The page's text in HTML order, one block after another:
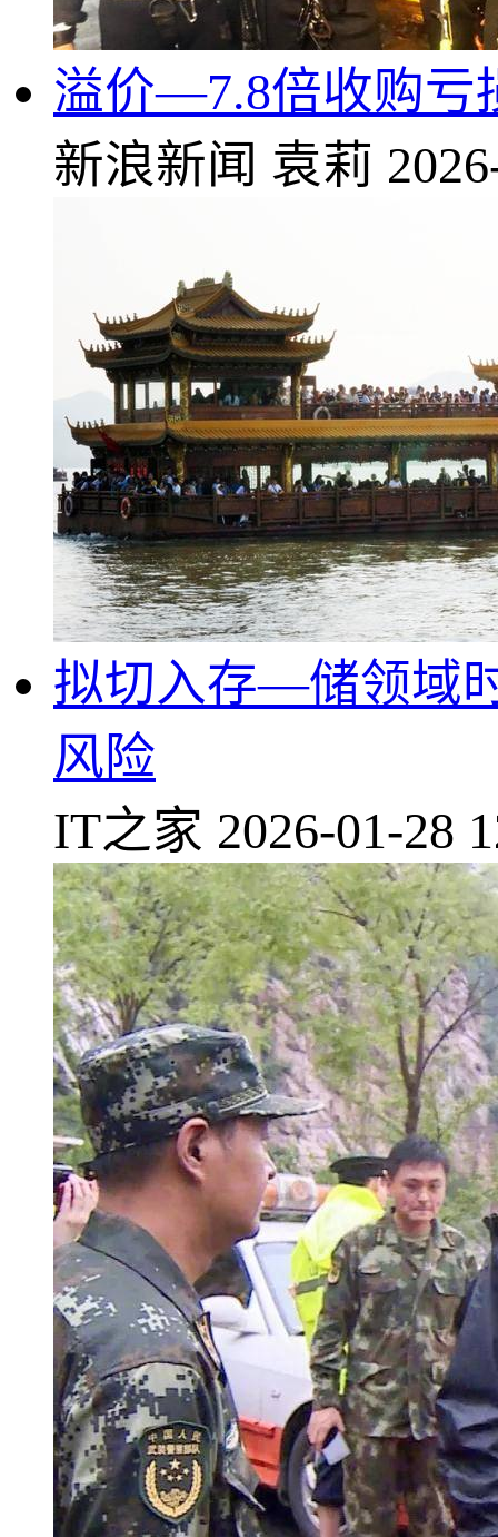
溢价—7.8倍收购亏
新浪新闻 袁莉
拟切入存—储领域
风险
IT之家 2026-01-28